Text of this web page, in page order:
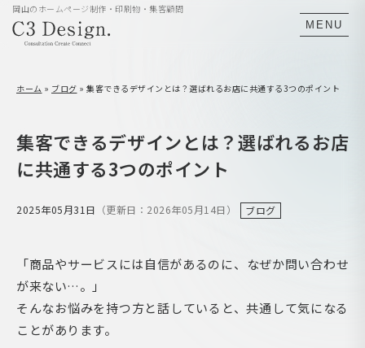
岡山のホームページ制作・印刷物・集客顧問
MENU
ホーム » ブログ » 集客できるデザインとは？選ばれるお店に共通する3つのポイント
集客できるデザインとは？選ばれるお店
に共通する3つのポイント
2025年05月31日 （更新日：2026年05月14日） ブログ
「商品やサービスには自信があるのに、なぜか問い合わせ
が来ない…。」
そんなお悩みを持つ方と話していると、共通して気になる
ことがあります。